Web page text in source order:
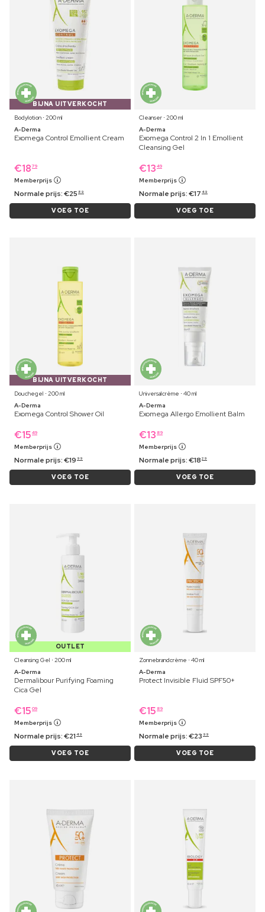
BIJNA UITVERKOCHT
Bodylotion ⋅ 200 ml
A-Derma
Exomega Control Emollient Cream
€18 79
Memberprijs
Normale prijs:€25 89
VOEG TOE
Cleanser ⋅ 200 ml
A-Derma
Exomega Control 2 In 1 Emollient
Cleansing Gel
€13 49
Memberprijs
Normale prijs:€17 49
VOEG TOE
BIJNA UITVERKOCHT
Douchegel ⋅ 200 ml
A-Derma
Exomega Control Shower Oil
€15 49
Memberprijs
Normale prijs:€19 99
VOEG TOE
Universalcrème ⋅ 40 ml
A-Derma
Exomega Allergo Emollient Balm
€13 89
Memberprijs
Normale prijs:€18 29
VOEG TOE
OUTLET
Cleansing Gel ⋅ 200 ml
A-Derma
Dermalibour Purifying Foaming
Cica Gel
€15 09
Memberprijs
Normale prijs:€21 49
VOEG TOE
Zonnebrandcrème ⋅ 40 ml
A-Derma
Protect Invisible Fluid SPF50+
€15 89
Memberprijs
Normale prijs:€23 99
VOEG TOE